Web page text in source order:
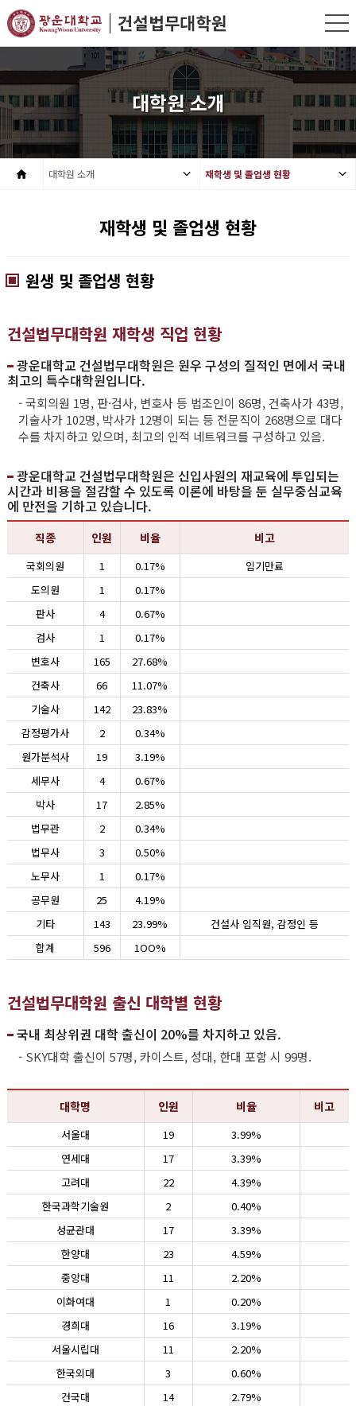
대학원 소개
대학원 소개 재학생 및 졸업생 현황
재학생 및 졸업생 현황
원생 및 졸업생 현황
건설법무대학원 재학생 직업 현황
광운대학교 건설법무대학원은 원우 구성의 질적인 면에서 국내
최고의 특수대학원입니다.
- 국회의원 1명, 판·검사, 변호사 등 법조인이 86명, 건축사가 43명,
기술사가 102명, 박사가 12명이 되는 등 전문직이 268명으로 대다
수를 차지하고 있으며, 최고의 인적 네트워크를 구성하고 있음.
광운대학교 건설법무대학원은 신입사원의 재교육에 투입되는
시간과 비용을 절감할 수 있도록 이론에 바탕을 둔 실무중심교육
에 만전을 기하고 있습니다.
직종 인원 비율 비고
국회의원 1 0.17%
임기만료
도의원
1
0.17%
판사
4
0.67%
검사
1
0.17%
변호사
165
27.68%
건축사
66
11.07%
기술사
142
23.83%
감정평가사
2
0.34%
원가분석사
19
3.19%
세무사
4
0.67%
박사
17
2.85%
법무관
2
0.34%
법무사
3
0.50%
노무사
1
0.17%
공무원
25
4.19%
기타
143 23.99%
건설사 임직원, 감정인 등
합계
596 1OO%
건설법무대학원 출신 대학별 현황
국내 최상위권 대학 출신이 20%를 차지하고 있음.
- SKY대학 출신이 57명, 카이스트, 성대, 한대 포함 시 99명.
대학명 인원 비율 비고
서울대 19
3.99%
연세대
17
3.39%
고려대
22
4.39%
한국과학기술원
2
0.40%
성균관대
17
3.39%
한양대
23
4.59%
중앙대
11
2.20%
이화여대
1
0.20%
경희대
16
3.19%
서울시립대
11
2.20%
한국외대
3
0.60%
건국대
14
2.79%